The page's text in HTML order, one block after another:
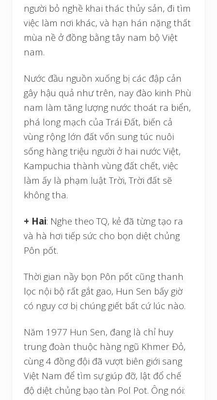
người bỏ nghề khai thác thủy sản, đi tìm
việc làm nơi khác, và hạn hán nặng thất
mùa nề ở đồng bằng tây nam bộ Việt
nam.
Nước đầu nguồn xuống bị các đập cản
gây hậu quả như trên, nay đào kinh Phù
nam làm tăng lượng nước thoát ra biển,
phá long mạch của Trái Đất, biến cả
vùng rộng lớn đất vốn sung túc nuôi
sống hàng triệu người ở hai nước Việt,
Kampuchia thành vùng đất chết, việc
làm ấy là phạm luật Trời, Trời đất sẽ
không tha.
+ Hai: Nghe theo TQ, kẻ đã từng tạo ra
và hà hơi tiếp sức cho bọn diệt chủng
Pôn pốt.
Thời gian nầy bọn Pôn pốt cũng thanh
lọc nội bộ rất gắt gao, Hun Sen bấy giờ
có nguy cơ bị chúng giết bất cứ lúc nào.
Năm 1977 Hun Sen, đang là chỉ huy
trung đoàn thuộc hàng ngũ Khmer Đỏ,
cùng 4 đồng đội đã vượt biên giới sang
Việt Nam để tìm sự giúp đỡ, lật đổ chế
độ diệt chủng bạo tàn Pol Pot. Ông nói: